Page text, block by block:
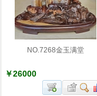
NO.7268金玉满堂
￥26000